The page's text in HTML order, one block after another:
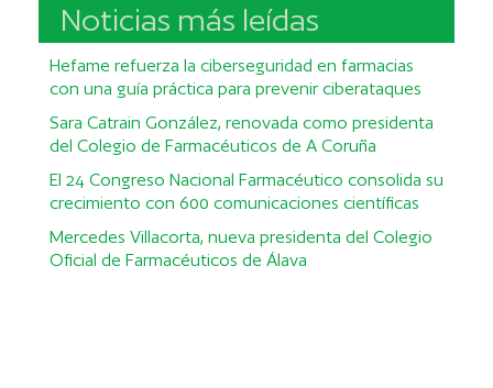
Noticias más leídas
Hefame refuerza la ciberseguridad en farmacias
con una guía práctica para prevenir ciberataques
Sara Catrain González, renovada como presidenta
del Colegio de Farmacéuticos de A Coruña
El 24 Congreso Nacional Farmacéutico consolida su
crecimiento con 600 comunicaciones científicas
Mercedes Villacorta, nueva presidenta del Colegio
Oficial de Farmacéuticos de Álava